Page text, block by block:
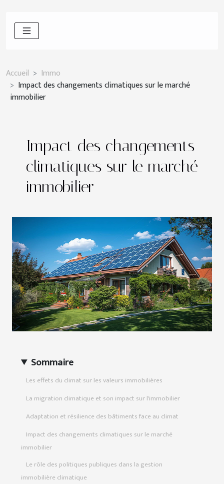
Accueil
Immo
Impact des changements climatiques sur le marché
immobilier
Impact des changements
climatiques sur le marché
immobilier
Sommaire
Les effets du climat sur les valeurs immobilières
La migration climatique et son impact sur l'immobilier
Adaptation et résilience des bâtiments face au climat
Impact des changements climatiques sur le marché
immobilier
Le rôle des politiques publiques dans la gestion
immobilière climatique